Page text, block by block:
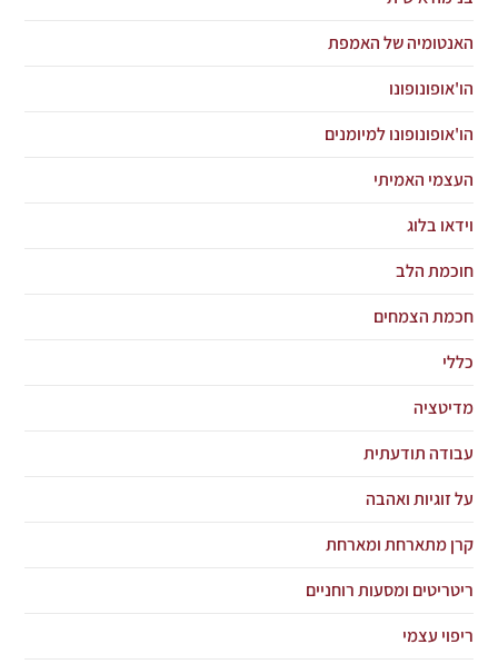
האנטומיה של האמפת
הו'אופונופונו
הו'אופונופונו למיומנים
העצמי האמיתי
וידאו בלוג
חוכמת הלב
חכמת הצמחים
כללי
מדיטציה
עבודה תודעתית
על זוגיות ואהבה
קרן מתארחת ומארחת
ריטריטים ומסעות רוחניים
ריפוי עצמי